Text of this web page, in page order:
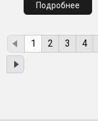
Подробнее
1 2 3 4